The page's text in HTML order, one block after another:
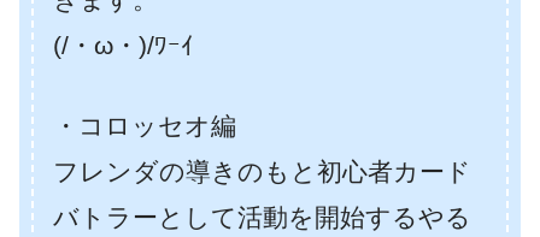
(/・ω・)/ﾜｰｲ
・コロッセオ編
フレンダの導きのもと初心者カード
バトラーとして活動を開始するやる